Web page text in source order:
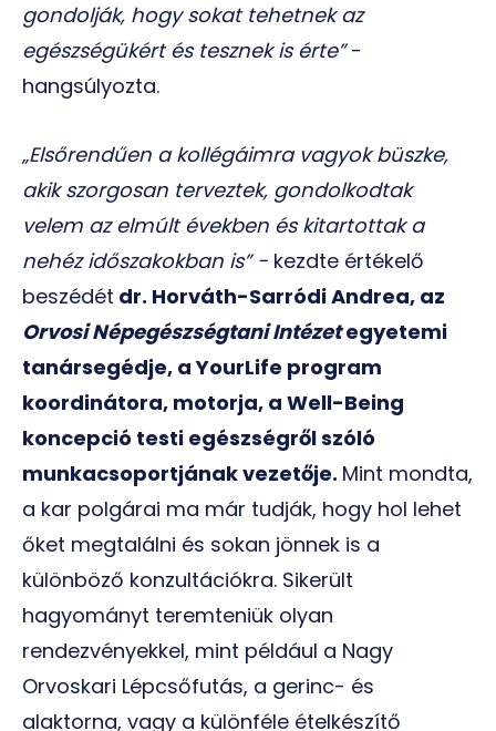
gondolják, hogy sokat tehetnek az
egészségükért és tesznek is érte”-
hangsúlyozta.
„Elsőrendűen a kollégáimra vagyok büszke,
akik szorgosan terveztek, gondolkodtak
velem az elmúlt években és kitartottak a
nehéz időszakokban is” - kezdte értékelő
beszédét dr. Horváth-Sarródi Andrea, az
Orvosi Népegészségtani Intézetegyetemi
tanársegédje, a YourLife program
koordinátora, motorja, a Well-Being
koncepció testi egészségről szóló
munkacsoportjának vezetője. Mint mondta,
a kar polgárai ma már tudják, hogy hol lehet
őket megtalálni és sokan jönnek is a
különböző konzultációkra. Sikerült
hagyományt teremteniük olyan
rendezvényekkel, mint például a Nagy
Orvoskari Lépcsőfutás, a gerinc- és
alaktorna, vagy a különféle ételkészítő